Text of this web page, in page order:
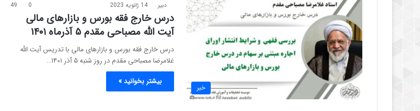
خبر
دبیر 14 ژانویه 2023 0
49
درس خارج فقه بورس و بازارهای مالی
آیت الله مصباحی مقدم ۵ آذرماه ۱۴۰۱
درس خارج فقه بورس و بازارهای مالی با تدریس آیت الله
غلامرضا مصباحی مقدم در روز شنبه ۵ آذر ۱۴۰۱…
بیشتر بخوانید »